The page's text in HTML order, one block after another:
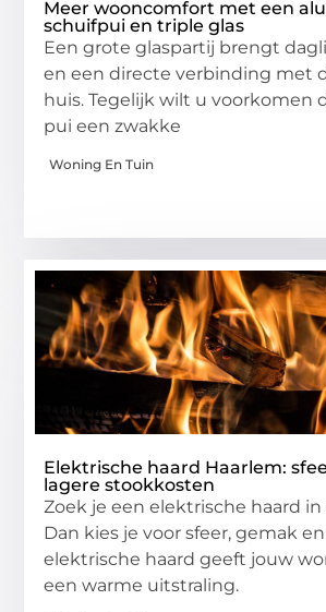
Meer wooncomfort met een
schuifpui en triple glas
Een grote glaspartij brengt
en een directe verbinding met
huis. Tegelijk wilt u voorkomen
pui een zwakke
Woning En Tuin
Elektrische haard Haarlem:
lagere stookkosten
Zoek je een elektrische haard in
Dan kies je voor sfeer, gemak
elektrische haard geeft jouw
een warme uitstraling.